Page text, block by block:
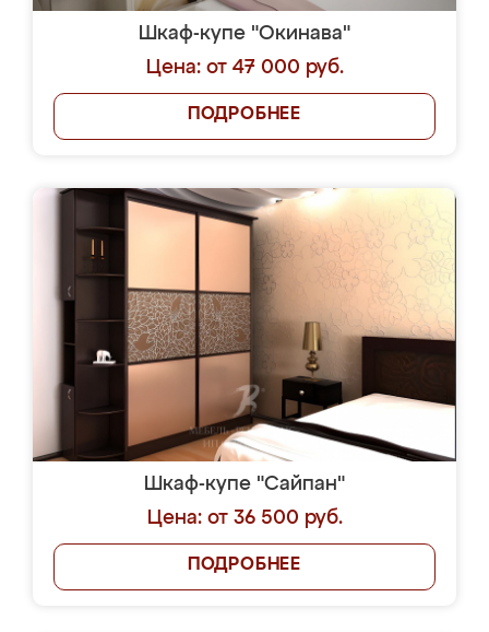
Шкаф-купе "Окинава"
Цена: от 47 000 руб.
ПОДРОБНЕЕ
Шкаф-купе "Сайпан"
Цена: от 36 500 руб.
ПОДРОБНЕЕ